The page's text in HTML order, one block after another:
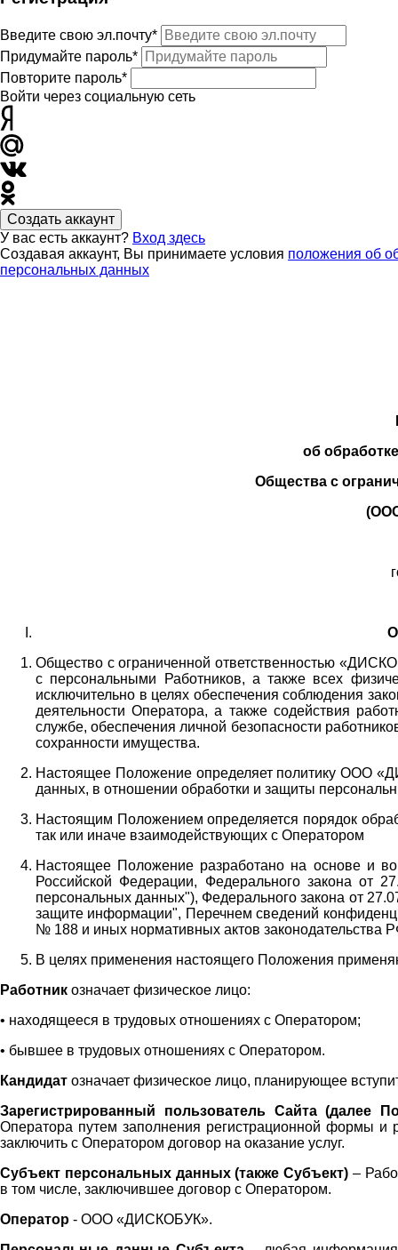
Введите свою эл.почту*
Придумайте пароль*
Повторите пароль*
Войти через социальную сеть
Создать аккаунт
У вас есть аккаунт? Вход здесь
Создавая аккаунт, Вы принимаете условия положения об
персональных данных
об
Общества с
Общество с ограниченной ответственностью
с персональными Работников, а также всех
исключительно в целях обеспечения соблюдения
деятельности Оператора,а также содействия
службе, обеспечения личной безопасности
сохранности имущества.
Настоящее Положение определяет политику ООО
данных, в отношении обработки и защиты
Настоящим Положением определяется порядок
так или иначе взаимодействующих с Оператором
Настоящее Положение разработано на основе и во
Российской Федерации, Федерального закона
персональных данных"), Федерального закона от
защите информации", Перечнем сведений
№ 188 и иных нормативных актов законодательства
В целях применения настоящего Положения
Работник означает физическое лицо:
• находящееся в трудовых отношениях с Оператором;
• бывшее в трудовых отношениях с Оператором.
Кандидат означает физическое лицо, планирующее
Зарегистрированный пользователь Сайта (далее
Оператора путем заполнения регистрационной формы и
заключить с Оператором договор на оказание услуг.
Субъект персональных данных (также Субъект) –
в том числе, заключившее договор с Оператором.
Оператор - ООО «ДИСКОБУК».